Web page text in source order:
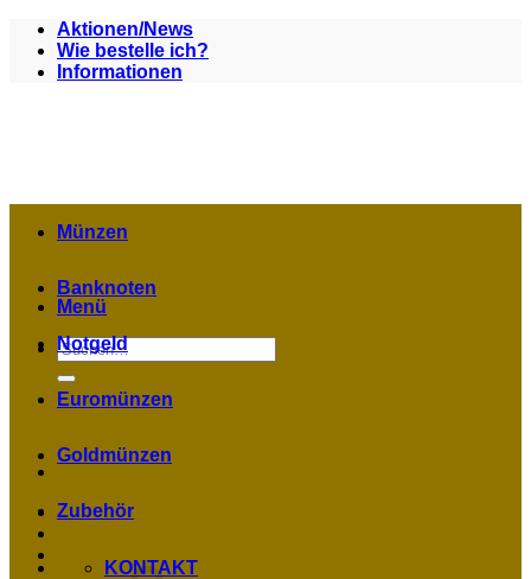
Zum
Inhalt
springen
Aktionen/News
Wie bestelle ich?
Informationen
Menü
Suchen
nach:
Münzen
Banknoten
Notgeld
Euromünzen
Goldmünzen
Zubehör
KONTAKT